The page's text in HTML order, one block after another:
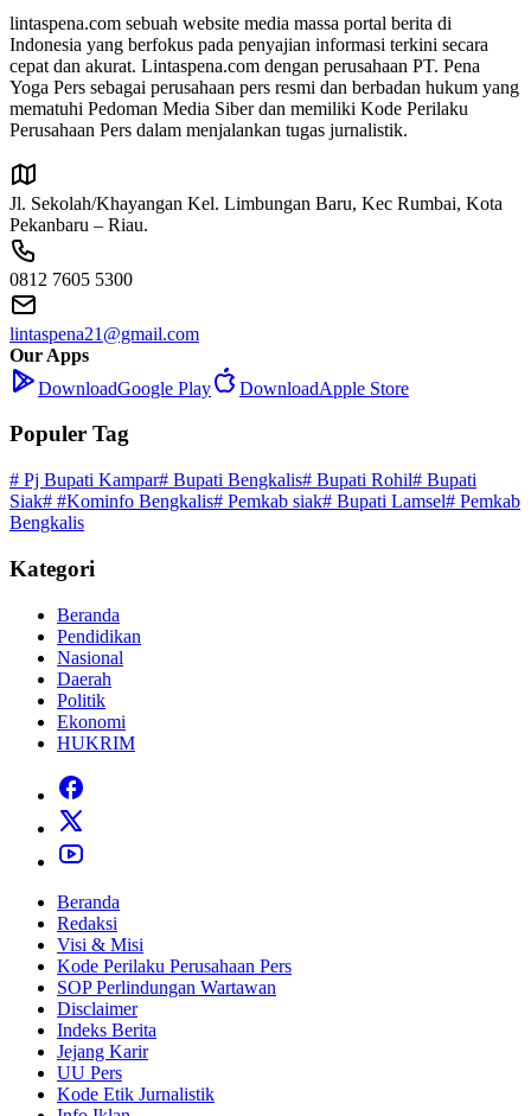
lintaspena.com sebuah website media massa portal berita di
Indonesia yang berfokus pada penyajian informasi terkini secara
cepat dan akurat. Lintaspena.com dengan perusahaan PT. Pena
Yoga Pers sebagai perusahaan pers resmi dan berbadan hukum yang
mematuhi Pedoman Media Siber dan memiliki Kode Perilaku
Perusahaan Pers dalam menjalankan tugas jurnalistik.
Jl. Sekolah/Khayangan Kel. Limbungan Baru, Kec Rumbai, Kota
Pekanbaru – Riau.
0812 7605 5300
lintaspena21@gmail.com
Our Apps
DownloadGoogle Play DownloadApple Store
Populer Tag
# Pj Bupati Kampar# Bupati Bengkalis# Bupati Rohil# Bupati
Siak# #Kominfo Bengkalis# Pemkab siak# Bupati Lamsel# Pemkab
Bengkalis
Kategori
Beranda
Pendidikan
Nasional
Daerah
Politik
Ekonomi
HUKRIM
Beranda
Redaksi
Visi & Misi
Kode Perilaku Perusahaan Pers
SOP Perlindungan Wartawan
Disclaimer
Indeks Berita
Jejang Karir
UU Pers
Kode Etik Jurnalistik